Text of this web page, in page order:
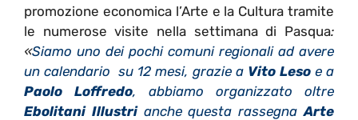
promozione economica l’Arte e la Cultura tramite
le numerose visite nella settimana di Pasqua:
«Siamo uno dei pochi comuni regionali ad avere
un calendario su 12 mesi, grazie a Vito Leso e a
Paolo Loffredo, abbiamo organizzato oltre
Ebolitani Illustrianche questa rassegnaArte